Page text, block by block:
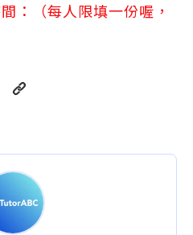
：（每人限填一份喔，